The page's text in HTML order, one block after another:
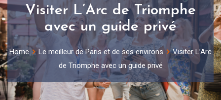
Visiter L’Arc de Triomphe
avec un guide privé
Home Le meilleur de Paris et de ses environs
Visiter L’Arc
de Triomphe avec un guide privé